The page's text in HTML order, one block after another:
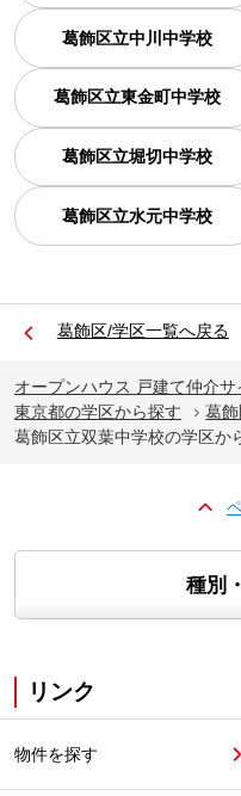
葛飾区立中川中学校
葛飾区立東金町中学校
葛飾区立堀切中学校
葛飾区立水元中学校
葛飾区/学区一覧へ戻る
オープンハウス 戸建て仲介サ
東京都の学区から探す
葛
葛飾区立双葉中学校の学区か
種別
リンク
物件を探す